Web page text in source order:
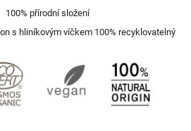
100% přírodní složení
s hliníkovým víčkem 100% recyklovatelný